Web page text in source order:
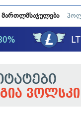
მართლმსაჯულება
გია ვოლსკი